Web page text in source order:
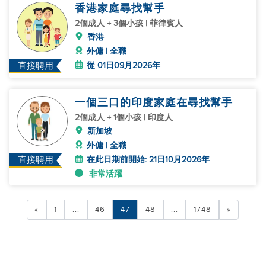
直接聘用
香港家庭尋找幫手
2個成人 + 3個小孩 | 菲律賓人
香港
外傭 | 全職
從 01日09月2026年
直接聘用
一個三口的印度家庭在尋找幫手
2個成人 + 1個小孩 | 印度人
新加坡
外傭 | 全職
在此日期前開始: 21日10月2026年
非常活躍
« 1 ... 46 47 48 ... 1748 »